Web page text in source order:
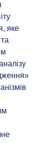
яке